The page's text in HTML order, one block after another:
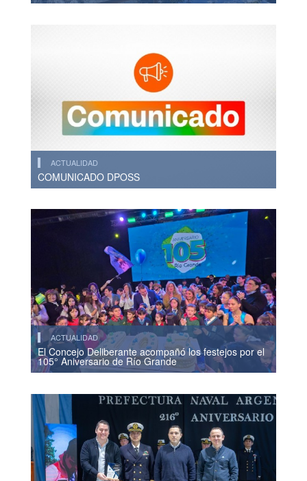
ACTUALIDAD
COMUNICADO DPOSS
ACTUALIDAD
El Concejo Deliberante acompañó los festejos por el
105° Aniversario de Río Grande